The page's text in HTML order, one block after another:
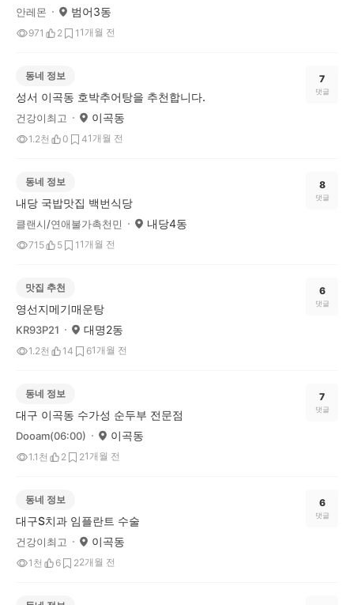
안레몬 범어3동
971 2 1 1개월 전
동네 정보
성서 이곡동 호박추어탕을 추천합니다.
건강이최고 이곡동
1.2천 0 41개월 전
7
댓글
동네 정보
내당 국밥맛집 백번식당
클랜시/연애불가촉천민 내당4동
715 5 1 1개월 전
8
댓글
맛집 추천
영선지메기매운탕
KR93P21 대명2동
1.2천 14 61개월 전
6
댓글
동네 정보
대구 이곡동 수가성 순두부 전문점
Dooam(06:00) 이곡동
1.1천 2 21개월 전
7
댓글
동네 정보
대구S치과 임플란트 수술
건강이최고 이곡동
1천 6 22개월 전
6
댓글